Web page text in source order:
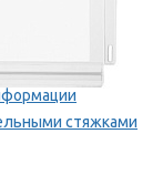
стяжками